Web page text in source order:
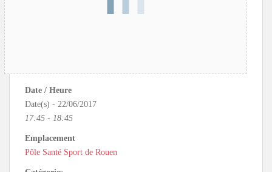
Date / Heure
Date(s) - 22/06/2017
17:45 - 18:45
Emplacement
Pôle Santé Sport de Rouen